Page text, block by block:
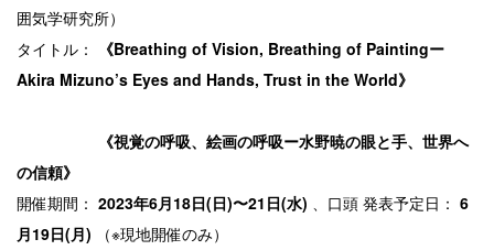
囲気学研究所）
タイトル：
《Breathing of Vision, Breathing of Paintingー
Akira Mizuno’s Eyes and Hands, Trust in the World》
《視覚の呼吸、絵画の呼吸ー水野暁の眼と手、世界へ
の信頼》
開催期間： 2023年6月18日(日)〜21日(水) 、口頭 発表予定日： 6
月19日(月)
（※現地開催のみ）